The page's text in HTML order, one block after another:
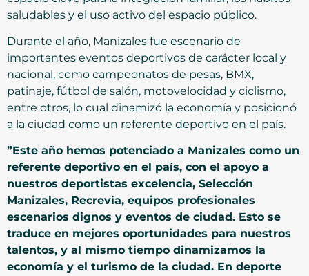
saludables y el uso activo del espacio público.
Durante el año, Manizales fue escenario de
importantes eventos deportivos de carácter local y
nacional, como campeonatos de pesas, BMX,
patinaje, fútbol de salón, motovelocidad y ciclismo,
entre otros, lo cual dinamizó la economía y posicionó
a la ciudad como un referente deportivo en el país.
”Este año hemos potenciado a Manizales como un
referente deportivo en el país, con el apoyo a
nuestros deportistas excelencia, Selección
Manizales, Recrevía, equipos profesionales
escenarios dignos y eventos de ciudad. Esto se
traduce en mejores oportunidades para nuestros
talentos, y al mismo tiempo dinamizamos la
economía y el turismo de la ciudad. En deporte